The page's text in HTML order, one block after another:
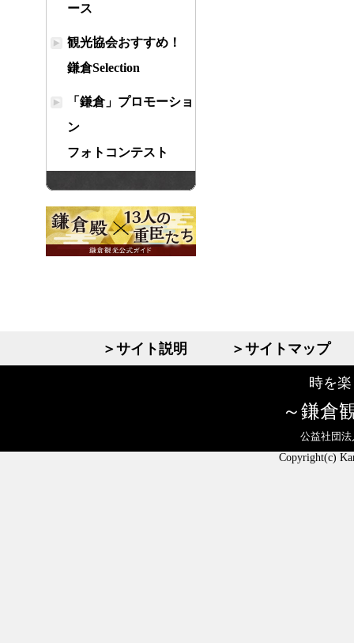
ース
観光協会おすすめ！
鎌倉Selection
「鎌倉」プロモーショ
ン
フォトコンテスト
＞サイト説明 ＞サイトマップ
時を
鎌倉
公益社団
Copyright(c)